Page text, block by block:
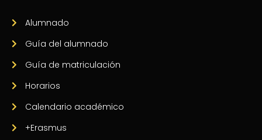
Alumnado
Guía del alumnado
Guía de matriculación
Horarios
Calendario académico
+Erasmus